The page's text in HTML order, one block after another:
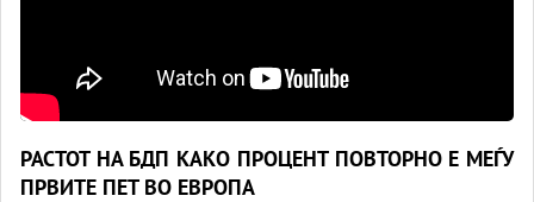
РАСТОТ НА БДП КАКО ПРОЦЕНТ ПОВТОРНО Е МЕЃУ
ПРВИТЕ ПЕТ ВО ЕВРОПА